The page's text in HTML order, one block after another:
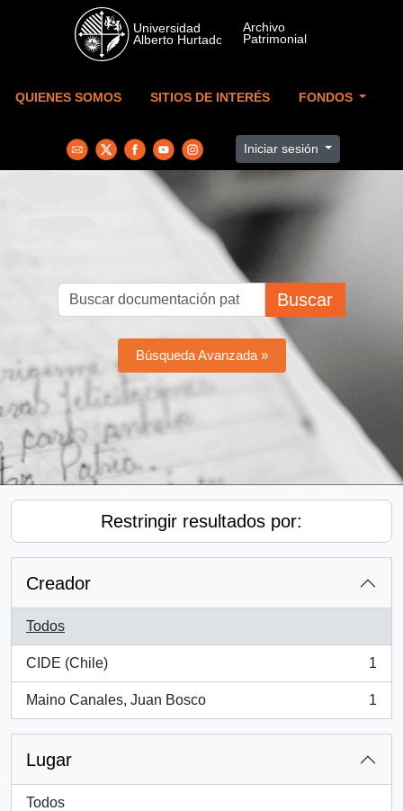
Skip to main content
QUIENES SOMOS SITIOS DE INTERÉS FONDOS
Iniciar sesión
Buscar
Búsqueda Avanzada »
Restringir resultados por:
Creador
Todos
CIDE (Chile)
, 1 resultados
1
Maino Canales, Juan Bosco
, 1 resultados
1
Lugar
Todos